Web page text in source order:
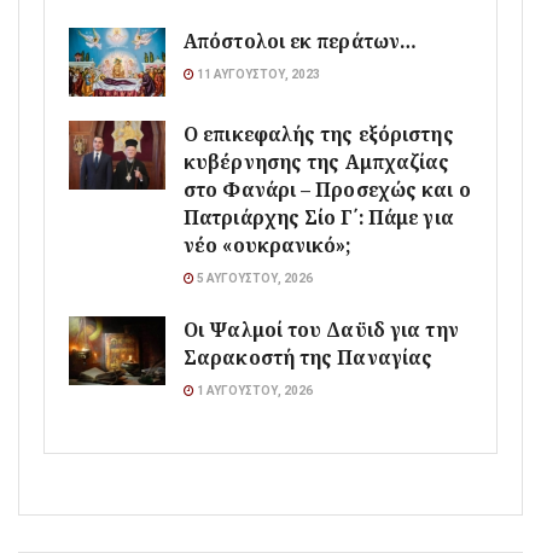
Απόστολοι εκ περάτων…
11 ΑΥΓΟΎΣΤΟΥ, 2023
Ο επικεφαλής της εξόριστης
κυβέρνησης της Αμπχαζίας
στο Φανάρι – Προσεχώς και ο
Πατριάρχης Σίο Γ΄: Πάμε για
νέο «ουκρανικό»;
5 ΑΥΓΟΎΣΤΟΥ, 2026
Οι Ψαλμοί του Δαϋιδ για την
Σαρακοστή της Παναγίας
1 ΑΥΓΟΎΣΤΟΥ, 2026